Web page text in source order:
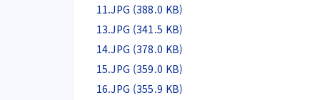
11.JPG (388.0 KB)
13.JPG (341.5 KB)
14.JPG (378.0 KB)
15.JPG (359.0 KB)
16.JPG (355.9 KB)